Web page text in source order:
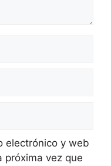
electrónico y web
próxima vez que